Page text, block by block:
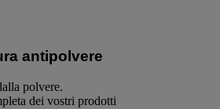
antipolvere
polvere.
dei vostri prodotti